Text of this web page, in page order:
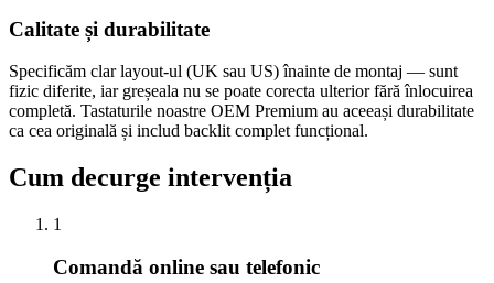
Calitate și durabilitate
Specificăm clar layout-ul (UK sau US) înainte de montaj — sunt
fizic diferite, iar greșeala nu se poate corecta ulterior fără înlocuirea
completă. Tastaturile noastre OEM Premium au aceeași durabilitate
ca cea originală și includ backlit complet funcțional.
Cum decurge intervenția
1
Comandă online sau telefonic